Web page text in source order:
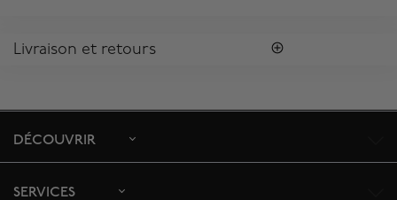
Livraison et retours
livraisons requièrent une signature confirmant sa réception.
DÉCOUVRIR
SERVICES